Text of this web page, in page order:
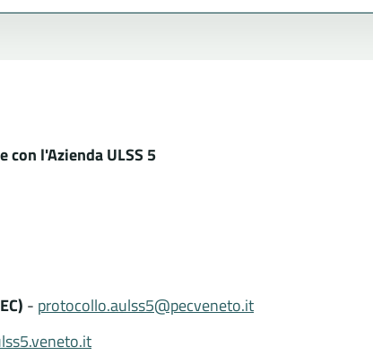
l'Azienda ULSS 5
- protocollo.aulss5@pecveneto.it